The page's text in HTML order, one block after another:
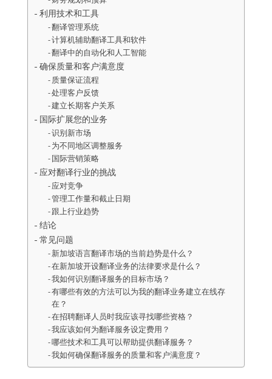
利用技术和工具
翻译管理系统
计算机辅助翻译工具和软件
翻译中的自动化和人工智能
确保质量和客户满意度
质量保证流程
处理客户反馈
建立长期客户关系
国际扩展您的业务
识别新市场
为不同地区调整服务
国际营销策略
应对翻译行业的挑战
应对竞争
管理工作量和截止日期
跟上行业趋势
结论
常见问题
新加坡语言翻译市场的当前趋势是什么？
在新加坡开设翻译业务的法律要求是什么？
我如何识别翻译服务的目标市场？
有哪些有效的方法可以为我的翻译业务建立在线存
在？
在招聘翻译人员时我应该寻找哪些资格？
我应该如何为翻译服务设定费用？
哪些技术和工具可以帮助提供翻译服务？
我如何确保翻译服务的质量和客户满意度？